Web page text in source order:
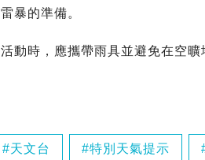
暴的準備。
動時，應攜帶雨具並避免在空
天文台 特別天氣提示